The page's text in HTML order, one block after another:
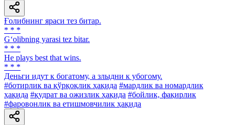
Ғолибнинг яраси тез битар.
* * *
G‘olibning yarasi tez bitar.
* * *
He plays best that wins.
* * *
Деньги идут к богатому, а злыдни к убогому.
#ботирлик ва қўрқоқлик ҳақида #мардлик ва номардлик
ҳақида #қудрат ва ожизлик ҳақида #бойлик, фақирлик
#фаровонлик ва етишмовчилик ҳақида